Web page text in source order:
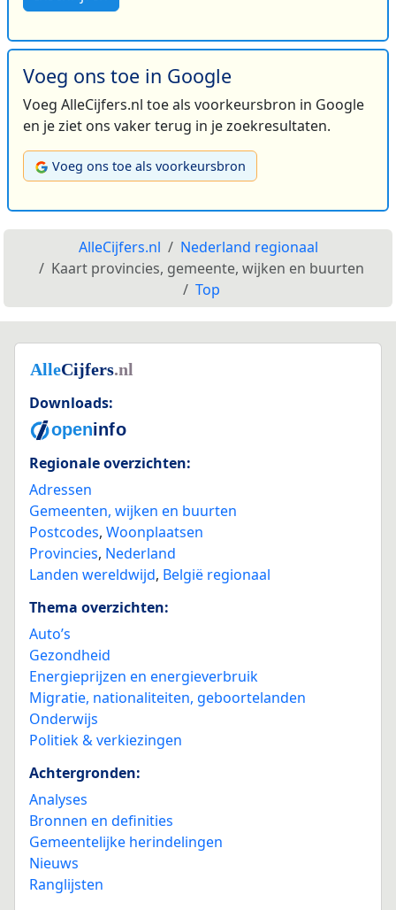
Voeg ons toe in Google
Voeg AlleCijfers.nl toe als voorkeursbron in Google
en je ziet ons vaker terug in je zoekresultaten.
Voeg ons toe als voorkeursbron
AlleCijfers.nl
Nederland regionaal
Kaart provincies, gemeente, wijken en buurten
Top
Downloads:
Regionale overzichten:
Adressen
Gemeenten, wijken en buurten
Postcodes, Woonplaatsen
Provincies, Nederland
Landen wereldwijd, België regionaal
Thema overzichten:
Auto’s
Gezondheid
Energieprijzen en energieverbruik
Migratie, nationaliteiten, geboortelanden
Onderwijs
Politiek & verkiezingen
Achtergronden:
Analyses
Bronnen en definities
Gemeentelijke herindelingen
Nieuws
Ranglijsten